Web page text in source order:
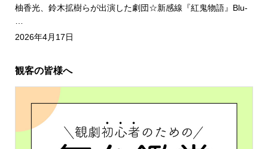
柚香光、鈴木拡樹らが出演した劇団☆新感線『紅鬼物語』Blu-
2026年4月17日
観客の皆様へ